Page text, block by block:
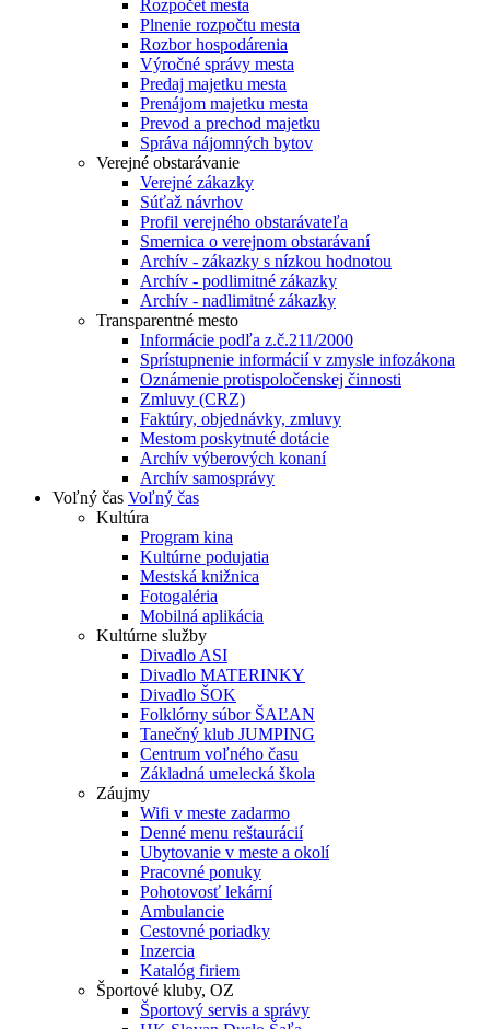
Rozpočet mesta
Plnenie rozpočtu mesta
Rozbor hospodárenia
Výročné správy mesta
Predaj majetku mesta
Prenájom majetku mesta
Prevod a prechod majetku
Správa nájomných bytov
Verejné obstarávanie
Verejné zákazky
Súťaž návrhov
Profil verejného obstarávateľa
Smernica o verejnom obstarávaní
Archív - zákazky s nízkou hodnotou
Archív - podlimitné zákazky
Archív - nadlimitné zákazky
Transparentné mesto
Informácie podľa z.č.211/2000
Sprístupnenie informácií v zmysle infozákona
Oznámenie protispoločenskej činnosti
Zmluvy (CRZ)
Faktúry, objednávky, zmluvy
Mestom poskytnuté dotácie
Archív výberových konaní
Archív samosprávy
Voľný čas Voľný čas
Kultúra
Program kina
Kultúrne podujatia
Mestská knižnica
Fotogaléria
Mobilná aplikácia
Kultúrne služby
Divadlo ASI
Divadlo MATERINKY
Divadlo ŠOK
Folklórny súbor ŠAĽAN
Tanečný klub JUMPING
Centrum voľného času
Základná umelecká škola
Záujmy
Wifi v meste zadarmo
Denné menu reštaurácií
Ubytovanie v meste a okolí
Pracovné ponuky
Pohotovosť lekární
Ambulancie
Cestovné poriadky
Inzercia
Katalóg firiem
Športové kluby, OZ
Športový servis a správy